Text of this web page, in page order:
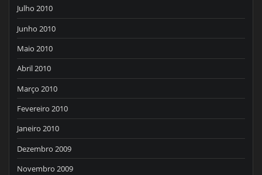
Julho 2010
Junho 2010
Maio 2010
Abril 2010
Março 2010
Fevereiro 2010
Janeiro 2010
Dezembro 2009
Novembro 2009